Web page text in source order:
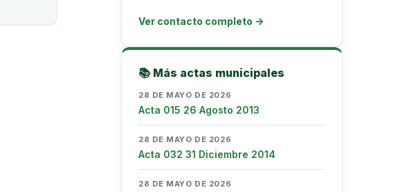
Ver contacto completo →
📚 Más actas municipales
28 DE MAYO DE 2026
Acta 015 26 Agosto 2013
28 DE MAYO DE 2026
Acta 032 31 Diciembre 2014
28 DE MAYO DE 2026